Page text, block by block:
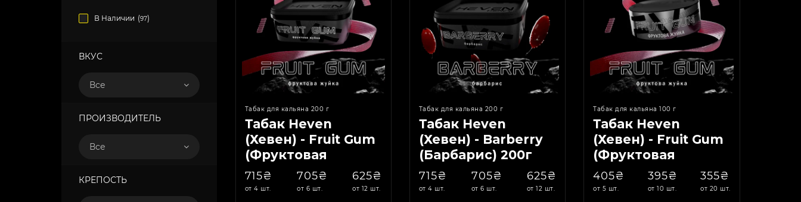
В Наличии (97)
ВКУС
Все
ПРОИЗВОДИТЕЛЬ
Все
КРЕПОСТЬ
Табак для кальяна 200 г
Табак Heven
(Хевен) - Fruit Gum
(Фруктовая
Жвачка) 200г
715₴
от 4 шт.
705₴
от 6 шт.
625₴
от 12 шт.
Табак для кальяна 200 г
Табак Heven
(Хевен) - Barberry
(Барбарис) 200г
715₴
от 4 шт.
705₴
от 6 шт.
625₴
от 12 шт.
Табак для кальяна 100 г
Табак Heven
(Хевен) - Fruit Gum
(Фруктовая
Жвачка) 100г
405₴
от 5 шт.
395₴
от 10 шт.
355₴
от 20 шт.